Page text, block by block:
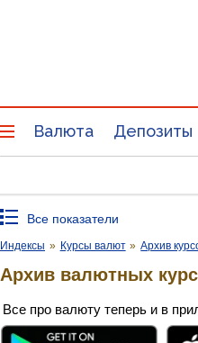
Валюта Депозиты
Все показатели
Индексы » Курсы валют » Архив
Архив валютных
Все про валюту теперь и в